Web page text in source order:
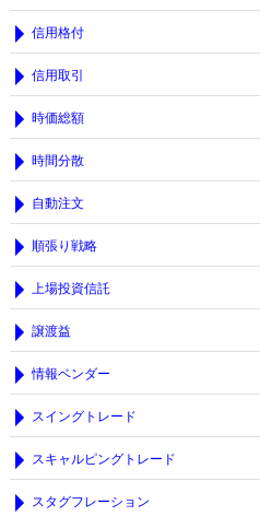
信用格付
信用取引
時価総額
時間分散
自動注文
順張り戦略
上場投資信託
譲渡益
情報ベンダー
スイングトレード
スキャルピングトレード
スタグフレーション